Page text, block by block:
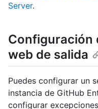
Server.
Configuración
web de salida
Puedes configurar un
instancia de GitHub
configurar